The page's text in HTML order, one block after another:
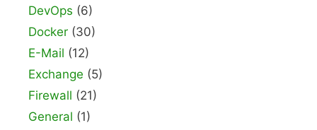
DevOps (6)
Docker (30)
E-Mail (12)
Exchange (5)
Firewall (21)
General (1)